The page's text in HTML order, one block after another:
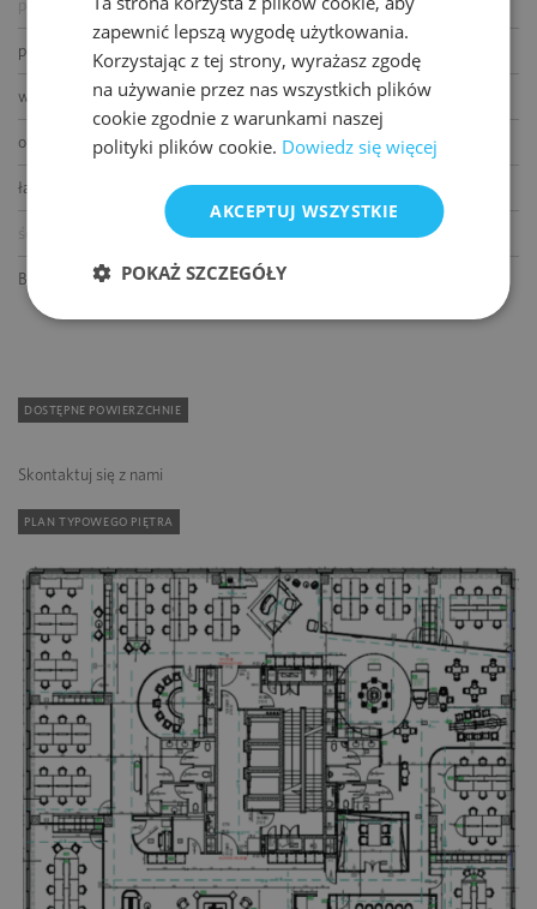
podnoszone podłogi
podwieszane sufity
wykładziny
otwierane okna
łącze światłowodowe
BMS
DOSTĘPNE POWIERZCHNIE
Skontaktuj się z nami
PLAN TYPOWEGO PIĘTRA
ENGLISH
zapewnić lepszą wygodę użytkowania.
Korzystając z tej strony, wyrażasz zgodę
na używanie przez nas wszystkich plików
cookie zgodnie z warunkami naszej
polityki plików cookie. Dowiedz się więcej
AKCEPTUJ WSZYSTKIE
POKAŻ SZCZEGÓŁY